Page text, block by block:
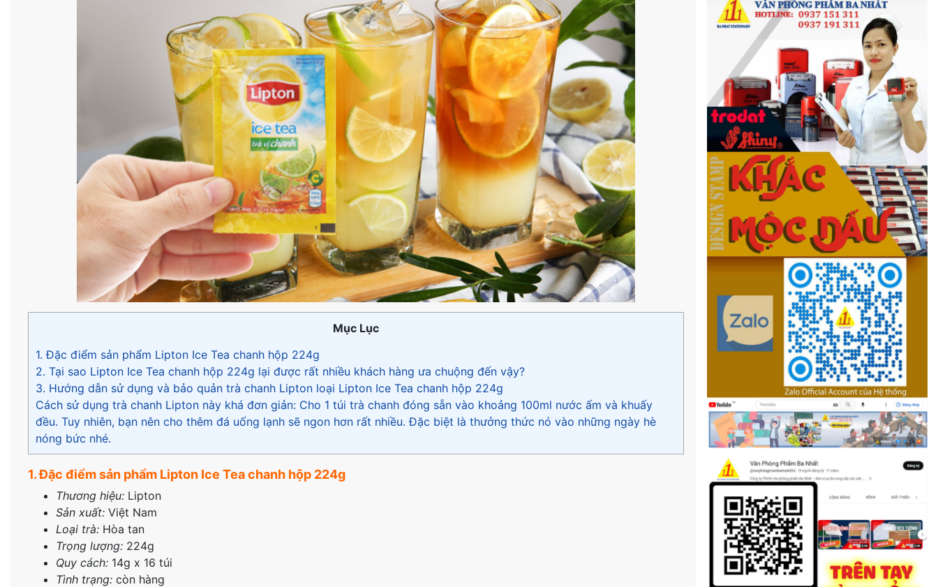
Mục Lục
1. Đặc điểm sản phẩm Lipton Ice Tea chanh hộp 224g
2. Tại sao Lipton Ice Tea chanh hộp 224g lại được rất nhiều khách hàng ưa chuộng đến vậy?
3. Hướng dẫn sử dụng và bảo quản trà chanh Lipton loại Lipton Ice Tea chanh hộp 224g
Cách sử dụng trà chanh Lipton này khá đơn giản: Cho 1 túi trà chanh đóng sẵn vào khoảng 100ml nước ấm và khuấy
đều. Tuy nhiên, bạn nên cho thêm đá uống lạnh sẽ ngon hơn rất nhiều. Đặc biệt là thưởng thức nó vào những ngày hè
nóng bức nhé.
1. Đặc điểm sản phẩm Lipton Ice Tea chanh hộp 224g
Thương hiệu: Lipton
Sản xuất:Việt Nam
Loại trà:Hòa tan
Trọng lượng: 224g
Quy cách: 14g x 16 túi
Tình trạng:còn hàng